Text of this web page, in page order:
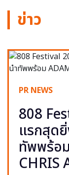
ข่าว
PR NEWS
808
แรกสุด
ทัพพร้อ
CHRIS